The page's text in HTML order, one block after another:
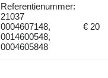
Referentienummer:
21037
0004607148,
0014600548,
0004605848
€ 20